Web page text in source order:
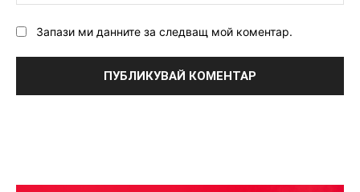
Запази ми данните за следващ мой коментар.